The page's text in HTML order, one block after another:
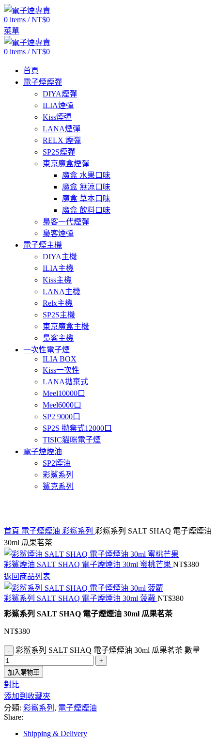
0 items / NT$0
菜單
0 items / NT$0
首頁
電子煙煙彈
DIYA煙彈
ILIA煙彈
Kiss煙彈
LANA煙彈
RELX 煙彈
SP2S煙彈
東京魔盒煙彈
魔盒 水果口味
魔盒 無涼口味
魔盒 草本口味
魔盒 飲料口味
梟客一代煙彈
梟客煙彈
電子煙主機
DIYA主機
ILIA主機
Kiss主機
LANA主機
Relx主機
SP2S主機
東京魔盒主機
梟客主機
一次性電子煙
ILIA BOX
Kiss一次性
LANA拋棄式
Meel10000口
Meel6000口
SP2 9000口
SP2S 抛棄式12000口
TISIC貓咪電子煙
電子煙煙油
SP2煙油
彩鯊系列
鯊克系列
首頁 電子煙煙油 彩鯊系列 彩鯊系列 SALT SHAQ 電子煙煙油
30ml 瓜果茗茶
彩鯊煙油 SALT SHAQ 電子煙煙油 30ml 蜜桃芒果 NT$380
返回商品列表
彩鯊系列 SALT SHAQ 電子煙煙油 30ml 菠蘿 NT$380
彩鯊系列 SALT SHAQ 電子煙煙油 30ml 瓜果茗茶
NT$380
彩鯊系列 SALT SHAQ 電子煙煙油 30ml 瓜果茗茶 數量
加入購物車
對比
添加到收藏夾
分類: 彩鯊系列 , 電子煙煙油
Share:
Shipping & Delivery